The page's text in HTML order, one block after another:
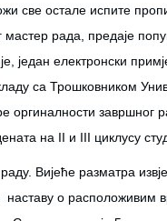
све остале испите
мастер рада, предаје
један електронски
са Трошковником
оргиналности завршног
на II и III циклусу
Вијеће разматра
наставу о расположивим